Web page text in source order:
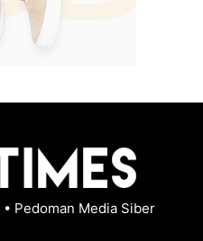
• Pedoman Media Siber